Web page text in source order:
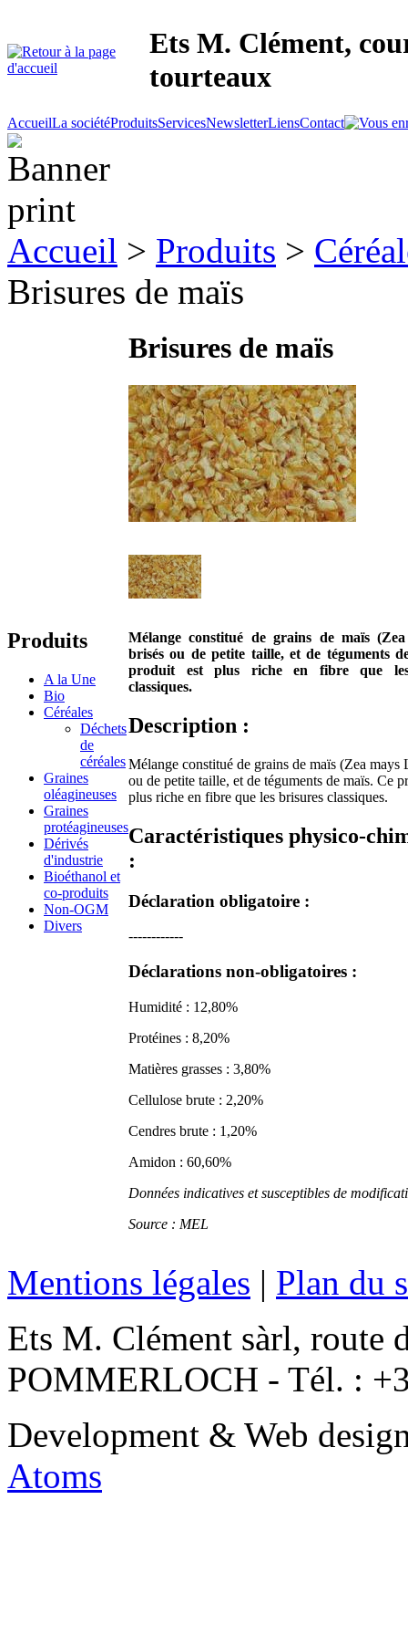
Ets M. Clément,
tourteaux
AccueilLa sociétéProduitsServicesNewsletterLiensContact
Accueil > Produits >
Brisures de maïs
Produits
A la Une
Bio
Céréales
Déchets
de
céréales
Graines
oléagineuses
Graines
protéagineuses
Dérivés
d'industrie
Bioéthanol et
co-produits
Non-OGM
Divers
Brisures de maïs
Mélange constitué de grains de maïs
brisés ou de petite taille, et de téguments
produit est plus riche en fibre que
classiques.
Description :
Mélange constitué de grains de maïs (Zea mays
ou de petite taille, et de téguments de maïs. Ce
plus riche en fibre que les brisures classiques.
Caractéristiques physico-
:
Déclaration obligatoire :
------------
Déclarations non-obligatoires :
Humidité : 12,80%
Protéines : 8,20%
Matières grasses : 3,80%
Cellulose brute : 2,20%
Cendres brute : 1,20%
Amidon : 60,60%
Données indicatives et susceptibles de
Source : MEL
Mentions légales | Plan du
Ets M. Clément sàrl, route
POMMERLOCH - Tél. :
Development & Web
Atoms